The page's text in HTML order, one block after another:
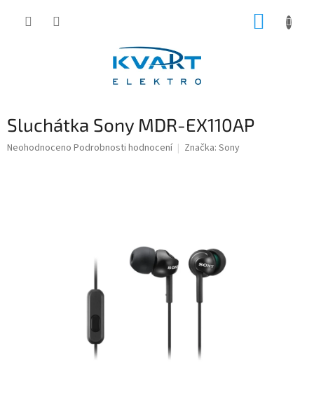
Sluchátka Sony MDR-EX110AP
Průměrné
Neohodnoceno Podrobnosti hodnocení Značka: Sony